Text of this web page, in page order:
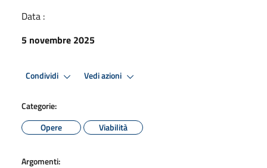
Data :
5 novembre 2025
Condividi Vedi azioni
Categorie:
Opere
Viabilità
Argomenti: